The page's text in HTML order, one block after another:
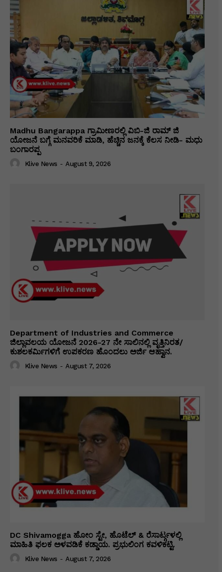
Madhu Bangarappa ಗ್ರಾಮೀಣರಲ್ಲಿ ವಿಬಿ-ಜಿ ರಾಮ್ ಜಿ
ಯೋಜನೆ ಬಗ್ಗೆ ಮನವರಿಕೆ ಮಾಡಿ, ಹೆಚ್ಚಿನ ಜನಕ್ಕೆ ಕೆಲಸ ನೀಡಿ- ಮಧು
ಬಂಗಾರಪ್ಪ
Klive News - August 9, 2026
Department of Industries and Commerce
ಜಿಲ್ಲಾವಲಯ ಯೋಜನೆ 2026-27 ನೇ ಸಾಲಿನಲ್ಲಿ ವೃತ್ತಿನಿರತ/
ಕುಶಲಕರ್ಮಿಗಳಿಗೆ ಉಪಕರಣ ಹೊಂದಲು ಅರ್ಜಿ ಆಹ್ವಾನ.
Klive News - August 7, 2026
DC Shivamogga ಹೋಂ ಸ್ಟೇ, ಹೊಟೆಲ್ & ರೆಸಾರ್ಟ್ಗಳಲ್ಲಿ
ಮಾಹಿತಿ ಫಲಕ ಅಳವಡಿಕೆ ಕಡ್ಡಾಯ. ಪ್ರಭುಲಿಂಗ ಕವಳಿಕಟ್ಟಿ.
Klive News - August 7, 2026